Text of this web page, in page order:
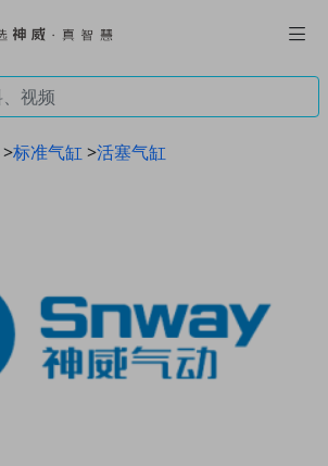
>标准气缸 >活塞气缸